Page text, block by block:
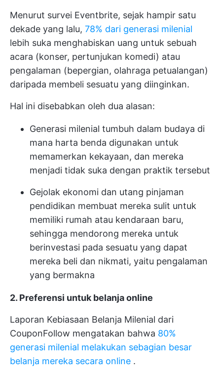
Menurut survei Eventbrite, sejak hampir satu
dekade yang lalu, 78% dari generasi milenial
lebih suka menghabiskan uang untuk sebuah
acara (konser, pertunjukan komedi) atau
pengalaman (bepergian, olahraga petualangan)
daripada membeli sesuatu yang diinginkan.
Hal ini disebabkan oleh dua alasan:
Generasi milenial tumbuh dalam budaya di
mana harta benda digunakan untuk
memamerkan kekayaan, dan mereka
menjadi tidak suka dengan praktik tersebut
Gejolak ekonomi dan utang pinjaman
pendidikan membuat mereka sulit untuk
memiliki rumah atau kendaraan baru,
sehingga mendorong mereka untuk
berinvestasi pada sesuatu yang dapat
mereka beli dan nikmati, yaitu pengalaman
yang bermakna
2. Preferensi untuk belanja online
Laporan Kebiasaan Belanja Milenial dari
CouponFollow mengatakan bahwa 80%
generasi milenial melakukan sebagian besar
belanja mereka secara online .